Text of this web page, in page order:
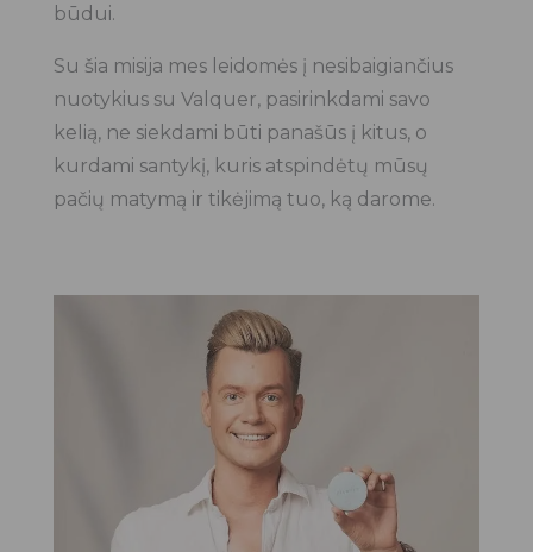
būdui.
Su šia misija mes leidomės į nesibaigiančius
nuotykius su Valquer, pasirinkdami savo
kelią, ne siekdami būti panašūs į kitus, o
kurdami santykį, kuris atspindėtų mūsų
pačių matymą ir tikėjimą tuo, ką darome.